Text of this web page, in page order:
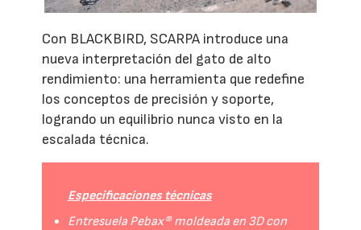
Con BLACKBIRD, SCARPA introduce una
nueva interpretación del gato de alto
rendimiento: una herramienta que redefine
los conceptos de precisión y soporte,
logrando un equilibrio nunca visto en la
escalada técnica.
Especificaciones técnicas
Entresuela Pebax® moldeada en 3D con